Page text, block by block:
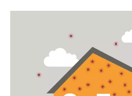
masaüstü UVC hava
temizleme ce hava
kalitesi PM2.5
Sor